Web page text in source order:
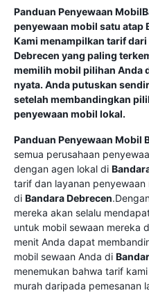
Panduan Penyewaan Mobil
penyewaan mobil satu atap
Kami menampilkan tarif dari
Debrecen yang paling
memilih mobil pilihan Anda
nyata. Anda putuskan
setelah membandingkan
penyewaan mobil lokal.
Panduan Penyewaan Mobil
semua perusahaan
dengan agen lokal di
tarif dan layanan
di Bandara Debrecen
mereka akan selalu
untuk mobil sewaan mereka
menit Anda dapat
mobil sewaan Anda di
menemukan bahwa tarif
murah daripada pemesanan